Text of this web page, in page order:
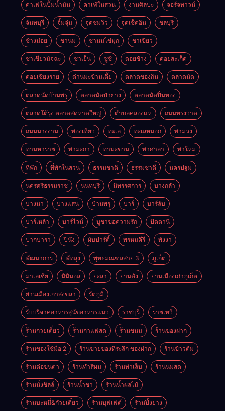
คาเฟ่ในปั้มน้ำมัน คาเฟ่ในสวน งานศิลปะ จอร์จทาวน์
จันทบุรี จิ้มจุ่ม จุดชมวิว จุดเช็คอิน ชลบุรี
ช้างม่อย ชานม ชานมไข่มุก ชาเขียว
ชาเขียวมัจฉะ ชาเย็น ซูชิ ดอยช้าง ดอยสะเก็ด
ดอยเชียงราย ด่านมะข้ามเตี้ย ตลาดของกิน ตลาดนัด
ตลาดนัดบ้านพรุ ตลาดนัดป่ายาง ตลาดนัดปิ่นทอง
ตลาดโต้รุ่ง ตลาดสดหาดใหญ่ ตำบลคลองแห ถนนทรงวาด
ถนนนางงาม ท่องเที่ยว ทะเล ทะเลหมอก ท่าม่วง
ท่ามหาราช ท่ามะกา ท่ามะขาม ท่าศาลา ท่าใหม่
ที่พัก ที่พักในสวน ธรรมชาติ ธรรมชาตื นครปฐม
นครศรีธรรมราช นนทบุรี นิทรรศการ บางกล่ำ
บางนา บางแสน บ้านพรุ บาร์ บาร์ลับ
บาร์เหล้า บาร์ไวน์ บูชาขอความรัก ปัตตานี
ปากบารา ปีนัง ผับปาร์ตี้ พรหมคีรี พังงา
พัฒนาการ พัทลุง พุทธมณฑลสาย 3 ภูเก็ต
มาเลเซีย มินิมอล ยะลา ย่านดัง ย่านเมืองเก่าภูเก็ต
ย่านเมืองเก่าสงขลา รัตภูมิ
รับบริจาคอาหารสุนัขอาหารแมว ราชบุรี ราชเทวี
ร้านก๋วยเตี๋ยว ร้านกาแฟสด ร้านขนม ร้านของฝาก
ร้านของใช้มือ 2 ร้านขายของที่ระลึก ของฝาก ร้านข้าวต้ม
ร้านต่อขนตา ร้านทำสีผม ร้านทำเล็บ ร้านนมสด
ร้านนั่งชิลล์ ร้านน้ำชา ร้านน้ำผลไม้
ร้านบะหมี่&ก๋วยเตี๋ยว ร้านบุฟเฟต์ ร้านปิ้งย่าง